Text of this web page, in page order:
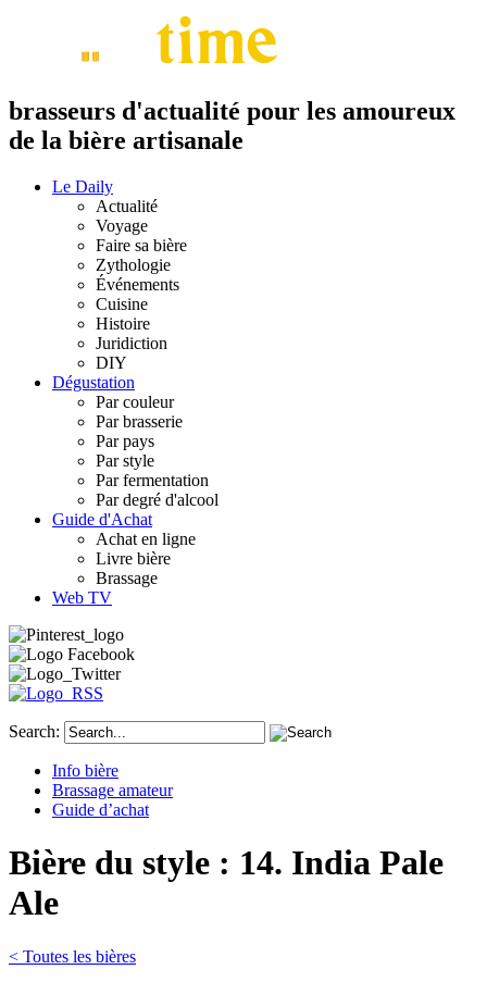
brasseurs d'actualité pour les amoureux
de la bière artisanale
Le Daily
Actualité
Voyage
Faire sa bière
Zythologie
Événements
Cuisine
Histoire
Juridiction
DIY
Dégustation
Par couleur
Par brasserie
Par pays
Par style
Par fermentation
Par degré d'alcool
Guide d'Achat
Achat en ligne
Livre bière
Brassage
Web TV
Search:
Info bière
Brassage amateur
Guide d’achat
Bière du style : 14. India Pale
Ale
< Toutes les bières